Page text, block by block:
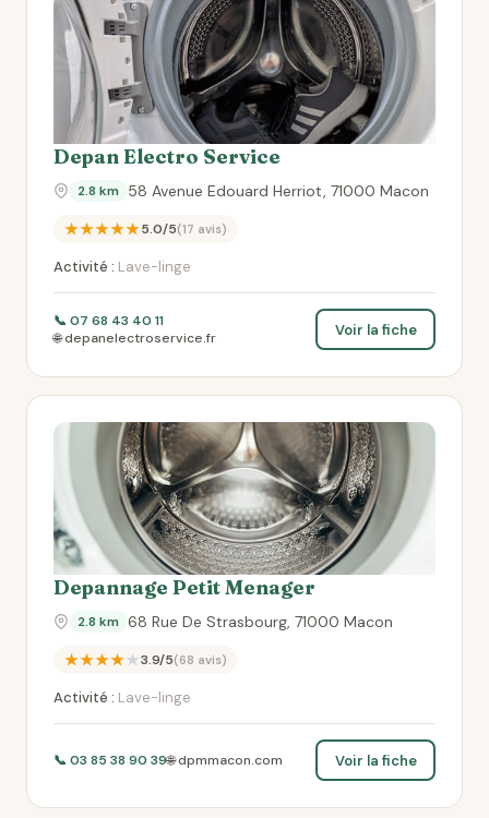
Depan Electro Service
2.8 km 58 Avenue Edouard Herriot, 71000 Macon
★★★★★5.0/5(17 avis)
Activité : Lave-linge
📞 07 68 43 40 11
🌐 depanelectroservice.fr
Voir la fiche
Depannage Petit Menager
2.8 km 68 Rue De Strasbourg, 71000 Macon
★★★★★3.9/5(68 avis)
Activité : Lave-linge
📞 03 85 38 90 39🌐 dpmmacon.com Voir la fiche